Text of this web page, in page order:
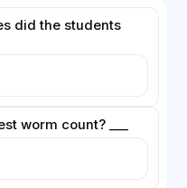
did the students
worm count? ___